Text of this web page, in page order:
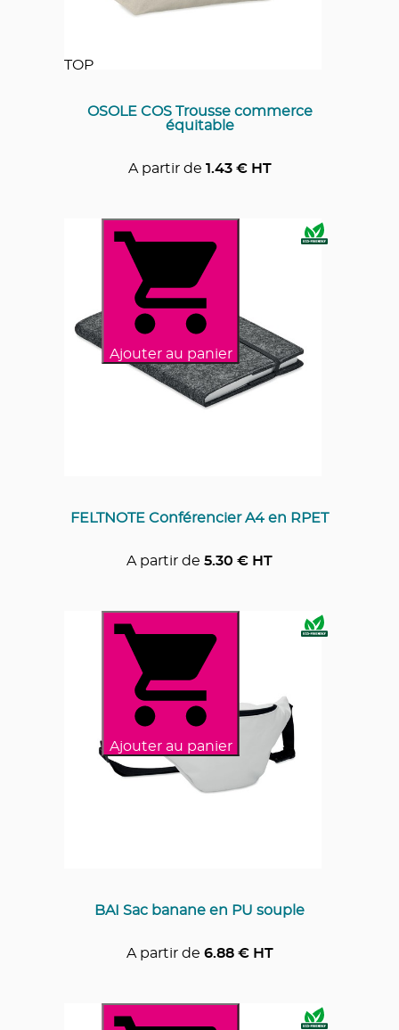
TOP
OSOLE COS Trousse commerce
équitable
A partir de 1.43€ HT
Ajouter au panier
FELTNOTE Conférencier A4 en RPET
A partir de 5.30 € HT
Ajouter au panier
BAI Sac banane en PU souple
A partir de 6.88€ HT